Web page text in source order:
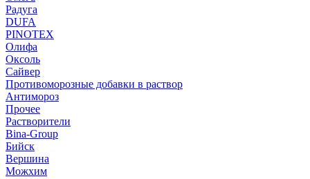
Радуга
DUFA
PINOTEX
Олифа
Оксоль
Сайвер
Противоморозные добавки в раствор
Антимороз
Прочее
Растворители
Bina-Group
Бийск
Вершина
Можхим